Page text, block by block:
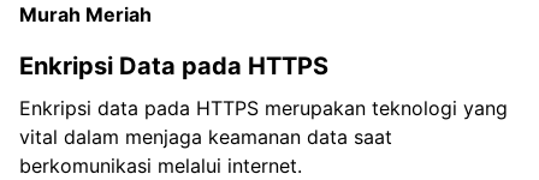
Murah Meriah
Enkripsi Data pada HTTPS
Enkripsi data pada HTTPS merupakan teknologi yang
vital dalam menjaga keamanan data saat
berkomunikasi melalui internet.